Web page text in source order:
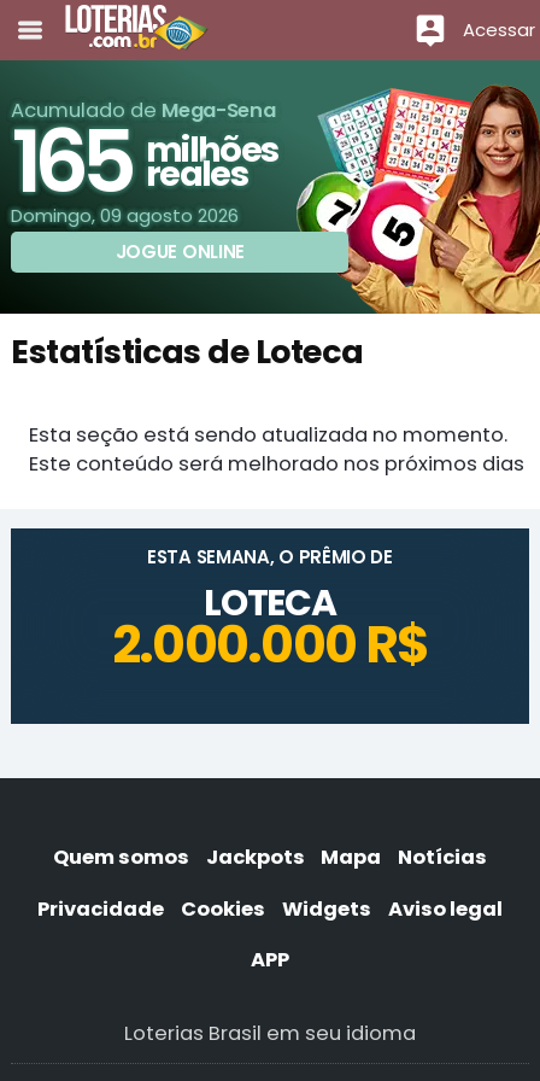
Acessar
Acumulado de Mega-Sena
165 milhões
reales
Domingo, 09 agosto 2026
JOGUE ONLINE
Estatísticas de Loteca
Esta seção está sendo atualizada no momento.
Este conteúdo será melhorado nos próximos dias
ESTA SEMANA, O PRÊMIO DE
LOTECA
2.000.000 R$
Quem somos Jackpots Mapa
Notícias
Privacidade
Cookies Widgets
Aviso legal
APP
Loterias Brasil em seu idioma